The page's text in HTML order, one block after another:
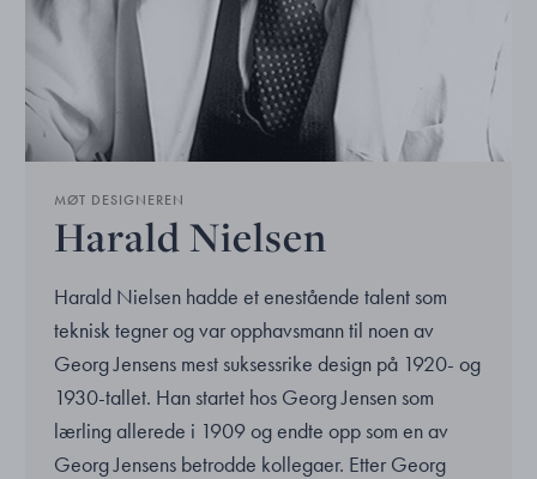
MØT DESIGNEREN
Harald Nielsen
Harald Nielsen hadde et enestående talent som
teknisk tegner og var opphavsmann til noen av
Georg Jensens mest suksessrike design på 1920- og
1930-tallet. Han startet hos Georg Jensen som
lærling allerede i 1909 og endte opp som en av
Georg Jensens betrodde kollegaer. Etter Georg